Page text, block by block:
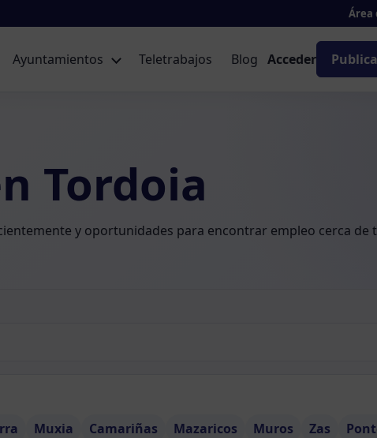
Área
Ayuntamientos Teletrabajos Blog Acceder
Tordoia
y oportunidades para encontrar empleo cerca de
Muxia Camariñas Mazaricos Muros Zas